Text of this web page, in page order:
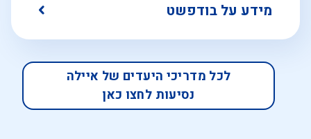
מידע על בודפשט
לכל מדריכי היעדים של איילה
נסיעות לחצו כאן